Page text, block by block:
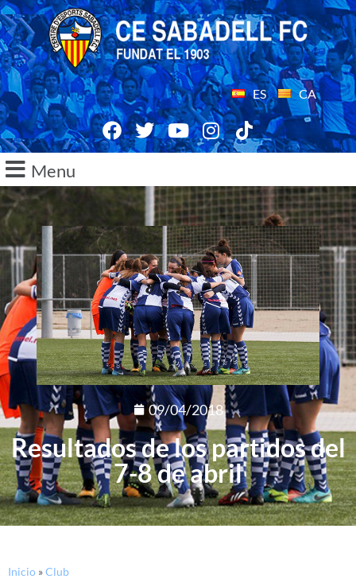
ES CA
Menu
09/04/2018
Resultados de los partidos del
7-8 de abril
Inicio »Club